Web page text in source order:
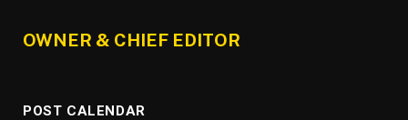
OWNER & CHIEF EDITOR
POST CALENDAR